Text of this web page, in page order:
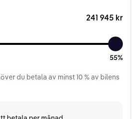
241 945 kr
55%
du betala av minst10% av bilens